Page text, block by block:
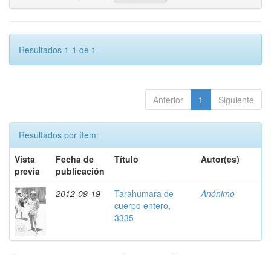
Resultados 1-1 de 1.
Anterior 1 Siguiente
Resultados por ítem:
Vista
previa
Fecha de
publicación
Título Autor(es)
2012-09-19
Tarahumara de
cuerpo entero,
3335
Anónimo